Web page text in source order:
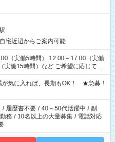
近辺からご案内可能
（実働5時間） 12:00～17:00（実働
）など ご希望に応じて、
お気軽に担当へ相談ください！
気に入れば、長期もOK！ ★急募！
/ 履歴書不要 / 40～50代活躍中 / 副
務 / 10名以上の大量募集 / 電話対応